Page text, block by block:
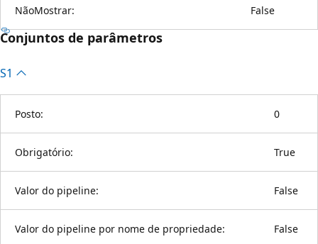
NãoMostrar: False
Conjuntos de parâmetros
S1
Posto: 0
Obrigatório: True
Valor do pipeline: False
Valor do pipeline por nome de propriedade: False